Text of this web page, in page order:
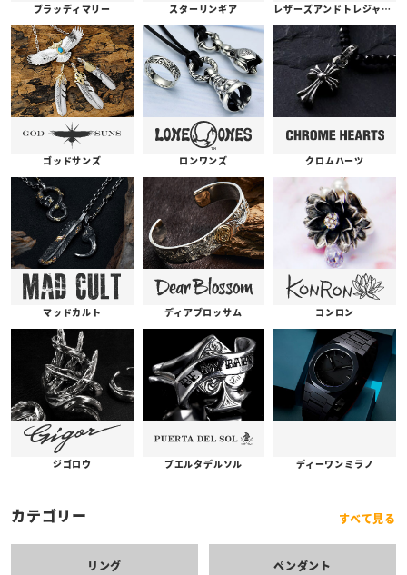
ブラッディマリー スターリンギア レザーズアンドトレジャーズ
ゴッドサンズ ロンワンズ クロムハーツ
マッドカルト ディアブロッサム コンロン
ジゴロウ プエルタデルソル ディーワンミラノ
カテゴリー すべて見る
リング ペンダント